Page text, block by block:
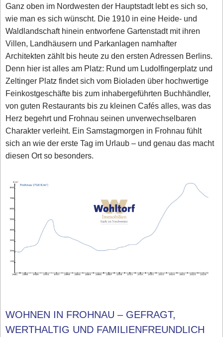
Ganz oben im Nordwesten der Hauptstadt lebt es sich so,
wie man es sich wünscht. Die 1910 in eine Heide- und
Waldlandschaft hinein entworfene Gartenstadt mit ihren
Villen, Landhäusern und Parkanlagen namhafter
Architekten zählt bis heute zu den ersten Adressen Berlins.
Denn hier ist alles am Platz: Rund um Ludolfingerplatz und
Zeltinger Platz findet sich vom Bioladen über hochwertige
Feinkostgeschäfte bis zum inhabergeführten Buchhändler,
von guten Restaurants bis zu kleinen Cafés alles, was das
Herz begehrt und Frohnau seinen unverwechselbaren
Charakter verleiht. Ein Samstagmorgen in Frohnau fühlt
sich an wie der erste Tag im Urlaub – und genau das macht
diesen Ort so besonders.
WOHNEN IN FROHNAU – GEFRAGT,
WERTHALTIG UND FAMILIENFREUNDLICH